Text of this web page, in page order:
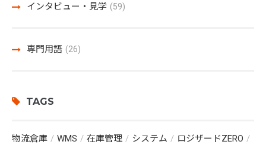
インタビュー・見学 (59)
専門用語 (26)
TAGS
物流倉庫 WMS 在庫管理 システム ロジザードZERO